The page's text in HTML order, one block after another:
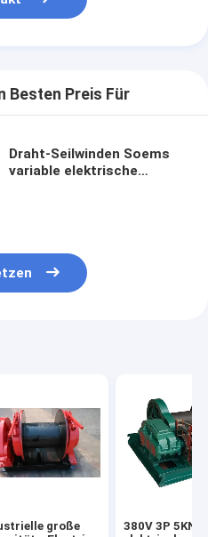
Besten Preis Für
Draht-Seilwinden Soems
variable elektrische
große
380V 3P 5KN